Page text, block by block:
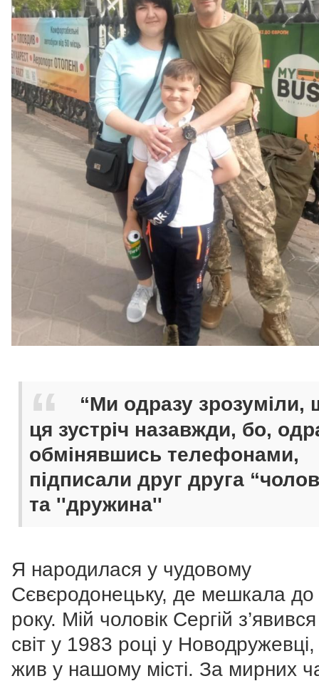
“Ми одразу зрозуміли,
ця зустріч назавжди, бо,
обмінявшись телефонами,
підписали друг друга
та ''дружина''
Я народилася у чудовому
Сєвєродонецьку, де мешкала
року. Мій чоловік Сергій
світ у 1983 році у
жив у нашому місті. За мирних